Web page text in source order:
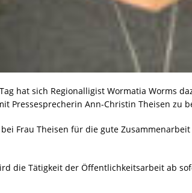
hat sich Regionalligist Wormatia Worms
Pressesprecherin Ann-Christin Theisen zu
Frau Theisen für die gute
die Tätigkeit der Öffentlichkeitsarbeit ab